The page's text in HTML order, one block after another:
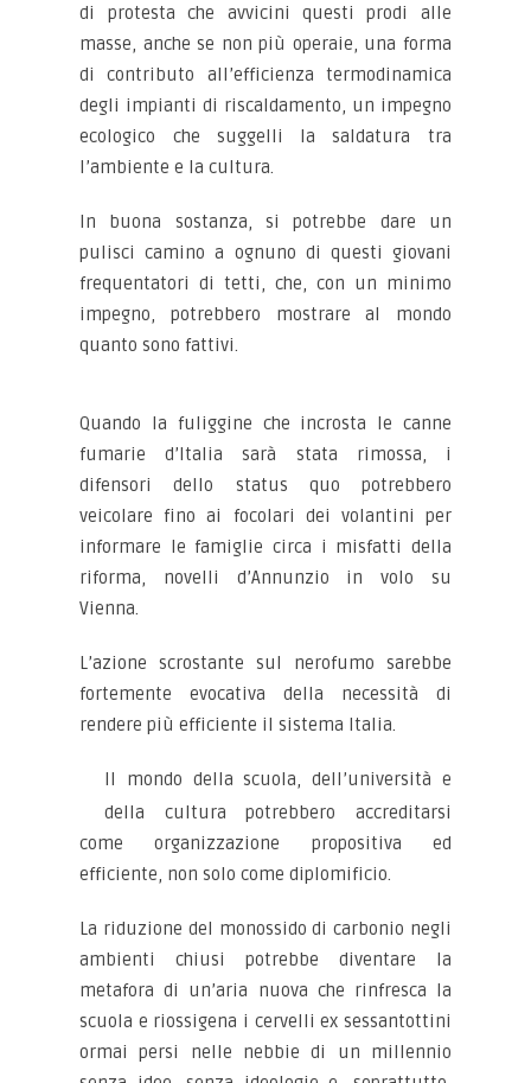
di protesta che avvicini questi prodi alle
masse, anche se non più operaie, una forma
di contributo all’efficienza termodinamica
degli impianti di riscaldamento, un impegno
ecologico che suggelli la saldatura tra
l’ambiente e la cultura.
In buona sostanza, si potrebbe dare un
pulisci camino a ognuno di questi giovani
frequentatori di tetti, che, con un minimo
impegno, potrebbero mostrare al mondo
quanto sono fattivi.
Quando la fuliggine che incrosta le canne
fumarie d’Italia sarà stata rimossa, i
difensori dello status quo potrebbero
veicolare fino ai focolari dei volantini per
informare le famiglie circa i misfatti della
riforma, novelli d’Annunzio in volo su
Vienna.
L’azione scrostante sul nerofumo sarebbe
fortemente evocativa della necessità di
rendere più efficiente il sistema Italia.
Il mondo della scuola, dell’università e
della cultura potrebbero accreditarsi
come organizzazione propositiva ed
efficiente, non solo come diplomificio.
La riduzione del monossido di carbonio negli
ambienti chiusi potrebbe diventare la
metafora di un’aria nuova che rinfresca la
scuola e riossigena i cervelli ex sessantottini
ormai persi nelle nebbie di un millennio